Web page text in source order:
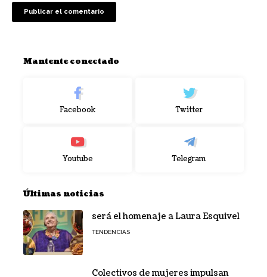
Mantente conectado
Facebook Twitter
Youtube Telegram
Últimas noticias
será el homenaje a Laura Esquivel
TENDENCIAS
Colectivos de mujeres impulsan